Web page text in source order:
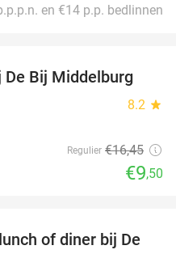
en €14 p.p. bedlinnen
42%
De Bij Middelburg
8.2 star
Regulier €16,45
€9,50
34%
of diner bij De